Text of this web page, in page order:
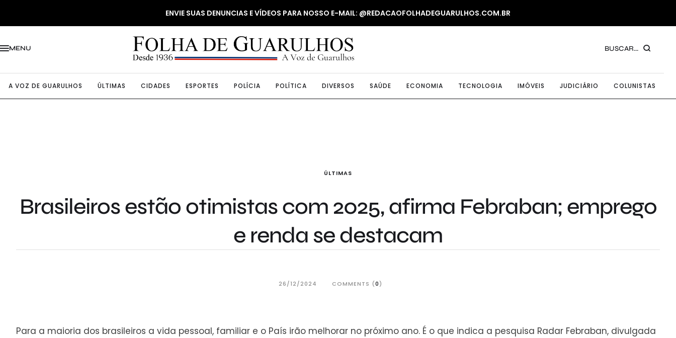
ENVIE SUAS DENUNCIAS E VÍDEOS PARA NOSSO E-MAIL: @REDACAOFOLHADEGUARULHOS.COM.BR
MENU BUSCAR...
A VOZ DE GUARULHOS ÚLTIMAS CIDADES ESPORTES POLÍCIA POLÍTICA DIVERSOS SAÚDE ECONOMIA TECNOLOGIA IMÓVEIS JUDICIÁRIO COLUNISTAS
ÚLTIMAS
Brasileiros estão otimistas com 2025, afirma Febraban; emprego
e renda se destacam
26/12/2024 COMMENTS (0)
Para a maioria dos brasileiros a vida pessoal, familiar e o País irão melhorar no próximo ano. É o que indica a pesquisa Radar Febraban, divulgada